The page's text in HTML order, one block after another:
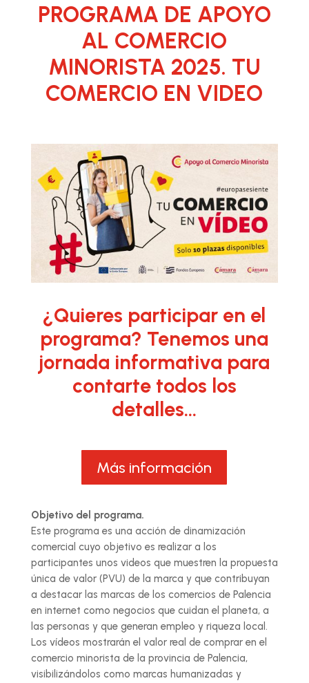
PROGRAMA DE APOYO
AL COMERCIO
MINORISTA 2025. TU
COMERCIO EN VIDEO
¿Quieres participar en el
programa? Tenemos una
jornada informativa para
contarte todos los
detalles…
Más información
Objetivo del programa.
Este programa es una acción de dinamización
comercial cuyo objetivo es realizar a los
participantes unos videos que muestren la propuesta
única de valor (PVU) de la marca y que contribuyan
a destacar las marcas de los comercios de Palencia
en internet como negocios que cuidan el planeta, a
las personas y que generan empleo y riqueza local.
Los vídeos mostrarán el valor real de comprar en el
comercio minorista de la provincia de Palencia,
visibilizándolos como marcas humanizadas y